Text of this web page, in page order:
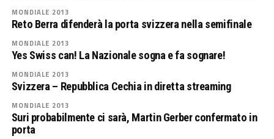
MONDIALE 2013
Reto Berra difenderà la porta svizzera nella semifinale
MONDIALE 2013
Yes Swiss can! La Nazionale sogna e fa sognare!
MONDIALE 2013
Svizzera – Repubblica Cechia in diretta streaming
MONDIALE 2013
Suri probabilmente ci sarà, Martin Gerber confermato in
porta